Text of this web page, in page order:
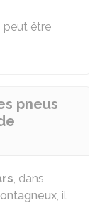
peut être
pneus
, dans
, il